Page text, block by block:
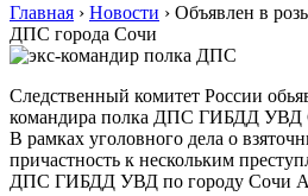
Главная › Новости › Объявлен в
ДПС города Сочи
Следственный комитет России
командира полка ДПС ГИБДД УВД
В рамках уголовного дела о
причастность к нескольким
ДПС ГИБДД УВД по городу Сочи